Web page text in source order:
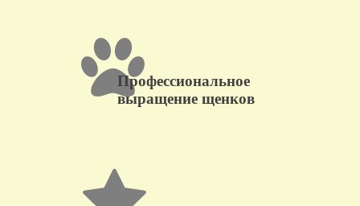
Профессиональное
выращение щенков